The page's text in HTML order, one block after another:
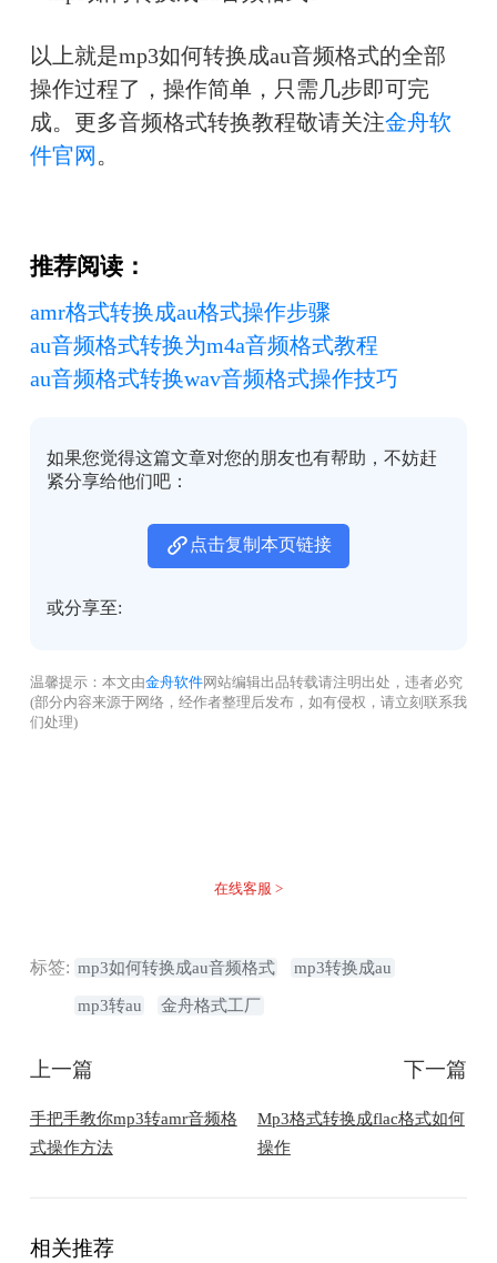
以上就是mp3如何转换成au音频格式的全部
操作过程了，操作简单，只需几步即可完
成。更多音频格式转换教程敬请关注金舟软
件官网。
推荐阅读：
amr格式转换成au格式操作步骤
au音频格式转换为m4a音频格式教程
au音频格式转换wav音频格式操作技巧
如果您觉得这篇文章对您的朋友也有帮助，不妨赶
紧分享给他们吧：
点击复制本页链接
或分享至:
温馨提示：本文由金舟软件网站编辑出品转载请注明出处，违者必究
(部分内容来源于网络，经作者整理后发布，如有侵权，请立刻联系我
们处理)
在线客服 >
标签: mp3如何转换成au音频格式 mp3转换成au
mp3转au 金舟格式工厂
上一篇
手把手教你mp3转amr音频格
式操作方法
下一篇
Mp3格式转换成flac格式如何
操作
相关推荐